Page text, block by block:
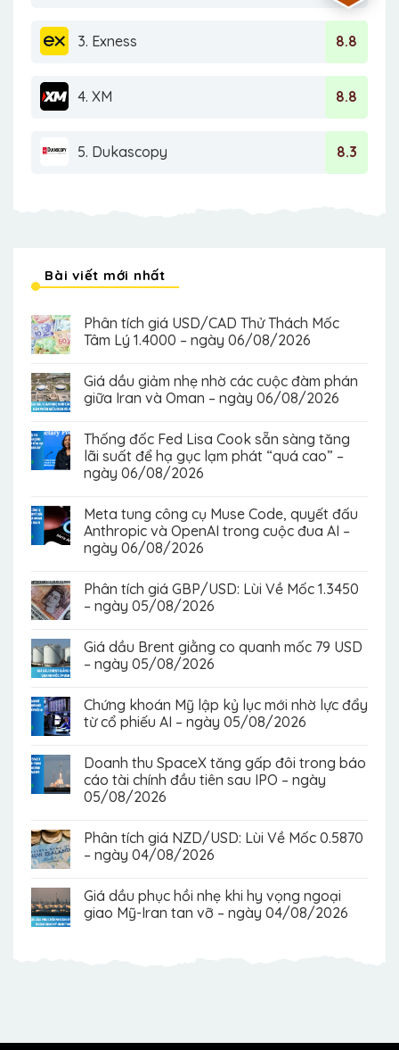
3. Exness 8.8
4. XM 8.8
5. Dukascopy 8.3
Bài viết mới nhất
Phân tích giá USD/CAD Thử Thách Mốc
Tâm Lý 1.4000 – ngày 06/08/2026
Giá dầu giảm nhẹ nhờ các cuộc đàm phán
giữa Iran và Oman – ngày 06/08/2026
Thống đốc Fed Lisa Cook sẵn sàng tăng
lãi suất để hạ gục lạm phát “quá cao” –
ngày 06/08/2026
Meta tung công cụ Muse Code, quyết đấu
Anthropic và OpenAI trong cuộc đua AI –
ngày 06/08/2026
Phân tích giá GBP/USD: Lùi Về Mốc 1.3450
– ngày 05/08/2026
Giá dầu Brent giằng co quanh mốc 79 USD
– ngày 05/08/2026
Chứng khoán Mỹ lập kỷ lục mới nhờ lực đẩy
từ cổ phiếu AI – ngày 05/08/2026
Doanh thu SpaceX tăng gấp đôi trong báo
cáo tài chính đầu tiên sau IPO – ngày
05/08/2026
Phân tích giá NZD/USD: Lùi Về Mốc 0.5870
– ngày 04/08/2026
Giá dầu phục hồi nhẹ khi hy vọng ngoại
giao Mỹ-Iran tan vỡ – ngày 04/08/2026